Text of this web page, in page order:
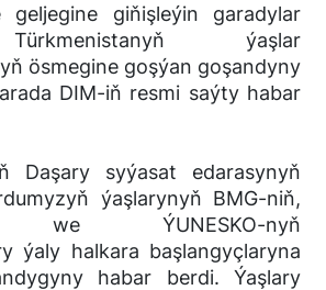
geljegine giňişleýin garadylar
ýaşlar
ösmegine goşýan goşandyny
DIM-iň resmi saýty habar
Daşary syýasat edarasynyň
ýaşlarynyň BMG-niň,
we ÝUNESKO-nyň
ýaly halkara başlangyçlaryna
habar berdi. Ýaşlary